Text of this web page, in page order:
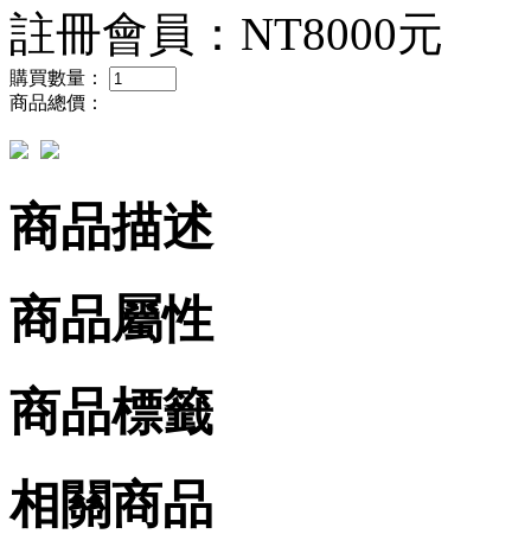
註冊會員： NT8000元
購買數量：
商品總價：
商品描述
商品屬性
商品標籤
相關商品